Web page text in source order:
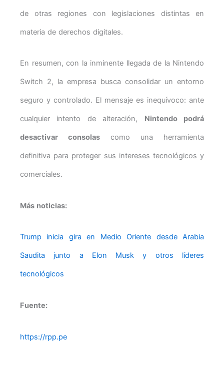
de otras regiones con legislaciones distintas en
materia de derechos digitales.
En resumen, con la inminente llegada de la Nintendo
Switch 2, la empresa busca consolidar un entorno
seguro y controlado. El mensaje es inequívoco: ante
cualquier intento de alteración, Nintendo podrá
desactivar consolas como una herramienta
definitiva para proteger sus intereses tecnológicos y
comerciales.
Más noticias:
Trump inicia gira en Medio Oriente desde Arabia
Saudita junto a Elon Musk y otros líderes
tecnológicos
Fuente:
https://rpp.pe